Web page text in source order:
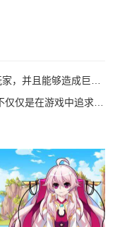
能够造成巨大的伤害。
胜利和成就，我们更注重与其他